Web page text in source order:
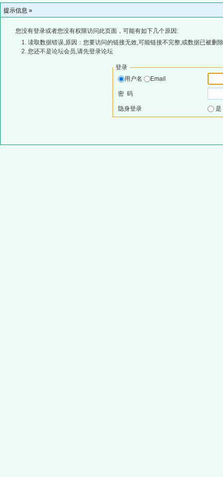
提示信息 »
您没有登录或者您没有权限访问此页面，可能有如下几个原因:
读取数据错误,原因：您要访问的链接无效,可能链接不完整,或数据已被删
您还不是论坛会员,请先登录论坛
登录
用户名
Email
密 码
隐身登录